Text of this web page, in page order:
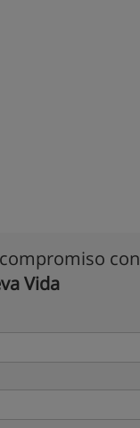
con
Vida